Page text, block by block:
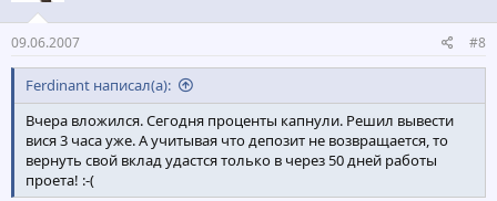
09.06.2007 #8
Ferdinant написал(а):
Вчера вложился. Сегодня проценты капнули. Решил вывести
вися 3 часа уже. А учитывая что депозит не возвращается, то
вернуть свой вклад удастся только в через 50 дней работы
проета! :-(